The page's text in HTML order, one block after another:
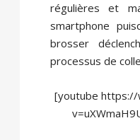
régulières et
smartphone
brosser
processus de
[youtube https://